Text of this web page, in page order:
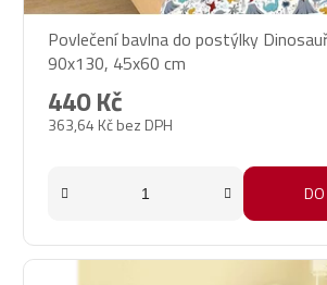
Povlečení bavlna do postýlky
90x130, 45x60 cm
363,64 Kč bez DPH
440 Kč